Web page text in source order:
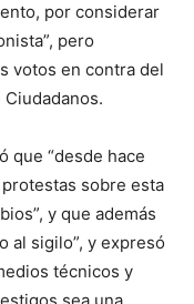
por considerar
pero
votos en contra del
Ciudadanos.
que “desde hace
sobre esta
y que además
al sigilo”, y expresó
técnicos y